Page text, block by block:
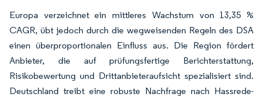
Europa verzeichnet ein mittleres Wachstum von 13,35 %
CAGR, übt jedoch durch die wegweisenden Regeln des DSA
einen überproportionalen Einfluss aus. Die Region fördert
Anbieter, die auf prüfungsfertige Berichterstattung,
Risikobewertung und Drittanbieteraufsicht spezialisiert sind.
Deutschland treibt eine robuste Nachfrage nach Hassrede-